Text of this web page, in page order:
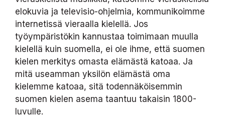
elokuvia ja televisio-ohjelmia, kommunikoimme
internetissä vieraalla kielellä. Jos
työympäristökin kannustaa toimimaan muulla
kielellä kuin suomella, ei ole ihme, että suomen
kielen merkitys omasta elämästä katoaa. Ja
mitä useamman yksilön elämästä oma
kielemme katoaa, sitä todennäköisemmin
suomen kielen asema taantuu takaisin 1800-
luvulle.